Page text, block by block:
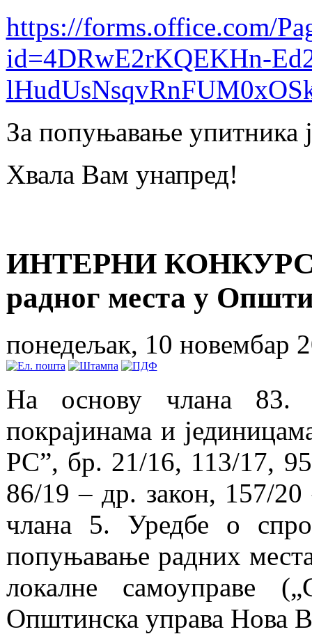
https://forms.office.com/
id=4DRwE2rKQEKHn-
За попуњавање упитника
Хвала Вам унапред!
ИНТЕРНИ КОНКУРС
радног места у
понедељак, 10 новембар
На основу члана 83.
покрајинама и
РС”, бр. 21/16, 113/17,
86/19 – др. закон, 157/
члана 5. Уредбе о
попуњавање радних
локалне самоуправе
Општинска управа Нова